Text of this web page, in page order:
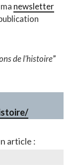
newsletter
de l’histoire”
article :